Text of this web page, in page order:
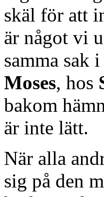
skäl för att
är något vi
samma sak
Moses, hos
bakom
är inte lätt.
När alla
sig på den